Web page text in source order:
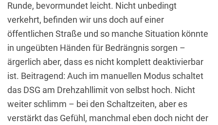
Runde, bevormundet leicht. Nicht unbedingt
verkehrt, befinden wir uns doch auf einer
öffentlichen Straße und so manche Situation könnte
in ungeübten Händen für Bedrängnis sorgen –
ärgerlich aber, dass es nicht komplett deaktivierbar
ist. Beitragend: Auch im manuellen Modus schaltet
das DSG am Drehzahllimit von selbst hoch. Nicht
weiter schlimm – bei den Schaltzeiten, aber es
verstärkt das Gefühl, manchmal eben doch nicht der